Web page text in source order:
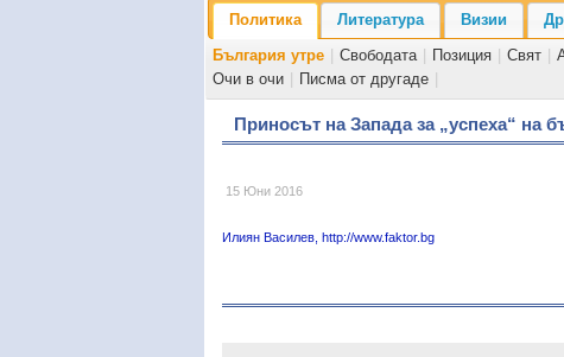
Политика Литература Визии
България утре
Свободата Позиция Свят
Очи в очи
Писма от другаде
Приносът на Запада за „успеха“ на
15 Юни 2016
Илиян Василев, http://www.faktor.bg